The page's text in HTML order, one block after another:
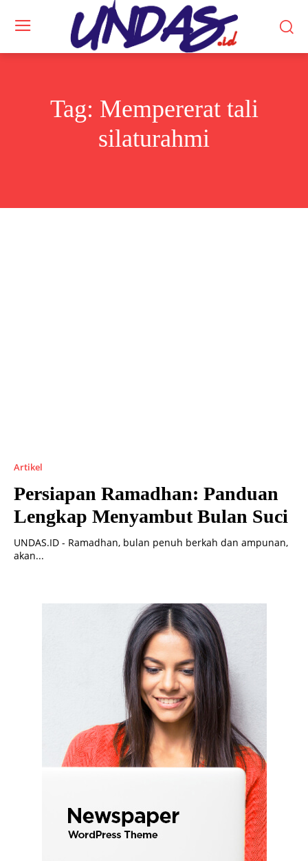
Tag: Mempererat tali
silaturahmi
Artikel
Persiapan Ramadhan: Panduan
Lengkap Menyambut Bulan Suci
UNDAS.ID - Ramadhan, bulan penuh berkah dan ampunan,
akan...